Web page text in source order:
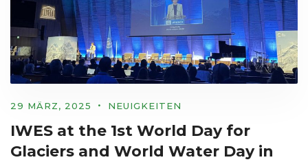
29 MÄRZ, 2025 NEUIGKEITEN
IWES at the 1st World Day for
Glaciers and World Water Day in